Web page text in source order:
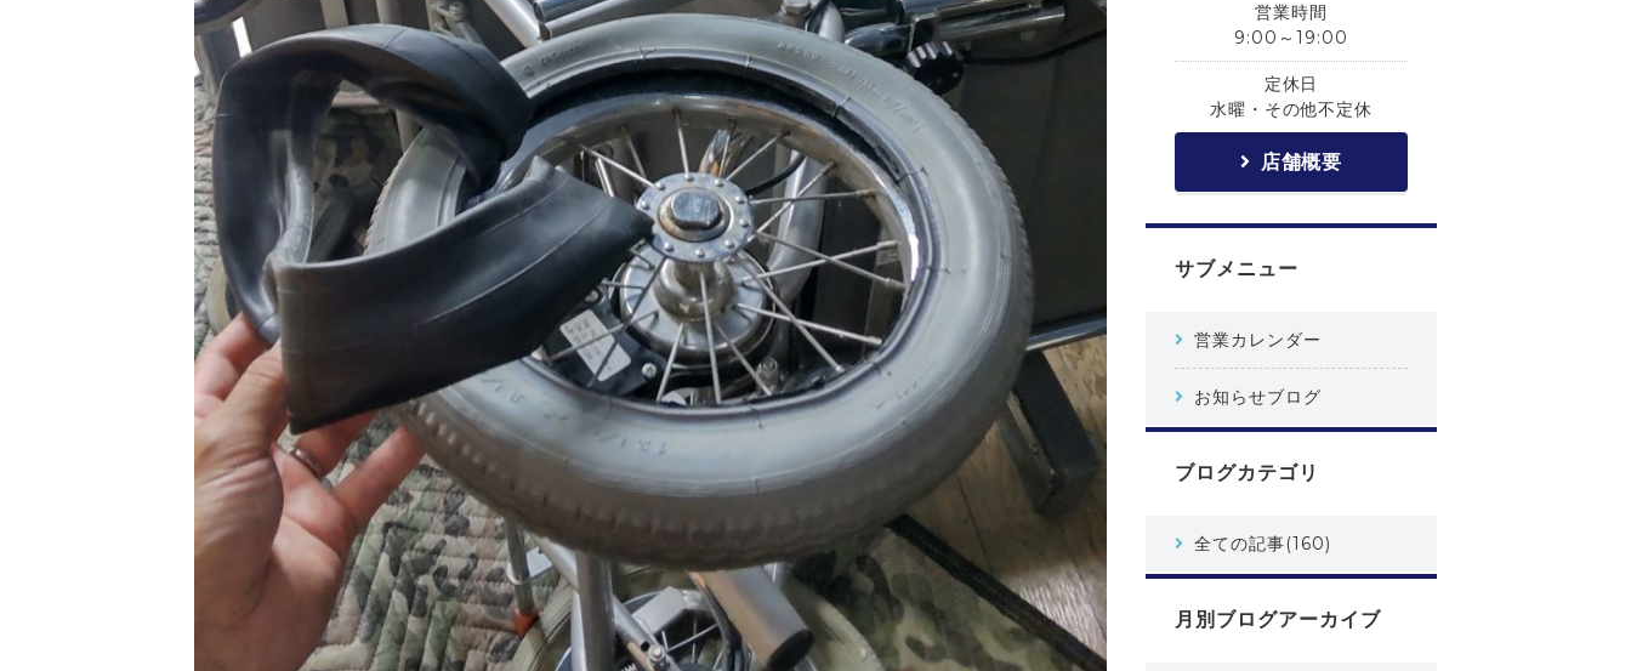
営業時間
9:00～19:00
定休日
水曜・その他不定休
店舗概要
サブメニュー
営業カレンダー
お知らせブログ
ブログカテゴリ
全ての記事(160)
月別ブログアーカイブ